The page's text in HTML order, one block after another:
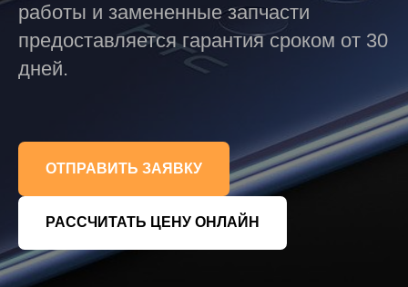
работы и замененные запчасти
предоставляется гарантия сроком от 30
дней.
ОТПРАВИТЬ ЗАЯВКУ
РАССЧИТАТЬ ЦЕНУ ОНЛАЙН